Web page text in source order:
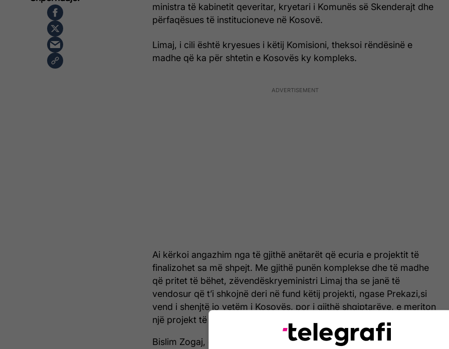
ministra të kabinetit qeveritar, kryetari i Komunës së Skenderajt dhe
përfaqësues të institucioneve në Kosovë.
Limaj, i cili është kryesues i këtij Komisioni, theksoi rëndësinë e
madhe që ka për shtetin e Kosovës ky kompleks.
Ai kërkoi angazhim nga të gjithë anëtarët që ecuria e projektit të
finalizohet sa më shpejt. Me gjithë punën komplekse dhe të madhe
që pritet të bëhet, zëvendëskryeministri Limaj tha se janë të
vendosur që t’i shkojnë deri në fund këtij projekti, ngase Prekazi,si
vend i shenjtë jo vetëm i Kosovës, por i gjithë shqiptarëve, e meriton
një projekt të tillë.
Bislim Zogaj, drejtor i Agjencisë për menaxhimin e komplekseve